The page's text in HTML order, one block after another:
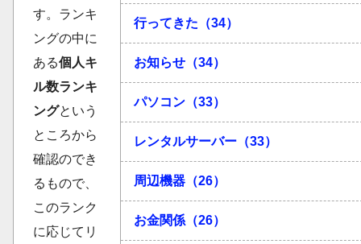
す。ランキ
ングの中に
ある個人キ
ル数ランキ
ングという
ところから
確認のでき
るもので、
このランク
に応じてリ
行ってきた（34）
お知らせ（34）
パソコン（33）
レンタルサーバー（33）
周辺機器（26）
お金関係（26）